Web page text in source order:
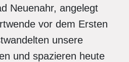
Neuenahr, angelegt
vor dem Ersten
unsere
und spazieren heute